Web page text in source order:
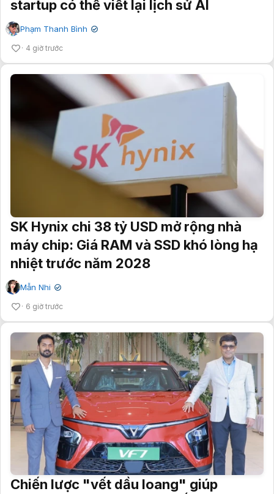
startup có thể viết lại lịch sử AI
Phạm Thanh Bình ✔
4 giờ trước
SK Hynix chi 38 tỷ USD mở rộng nhà
máy chip: Giá RAM và SSD khó lòng hạ
nhiệt trước năm 2028
Mẫn Nhi ✔
6 giờ trước
Chiến lược "vết dầu loang" giúp